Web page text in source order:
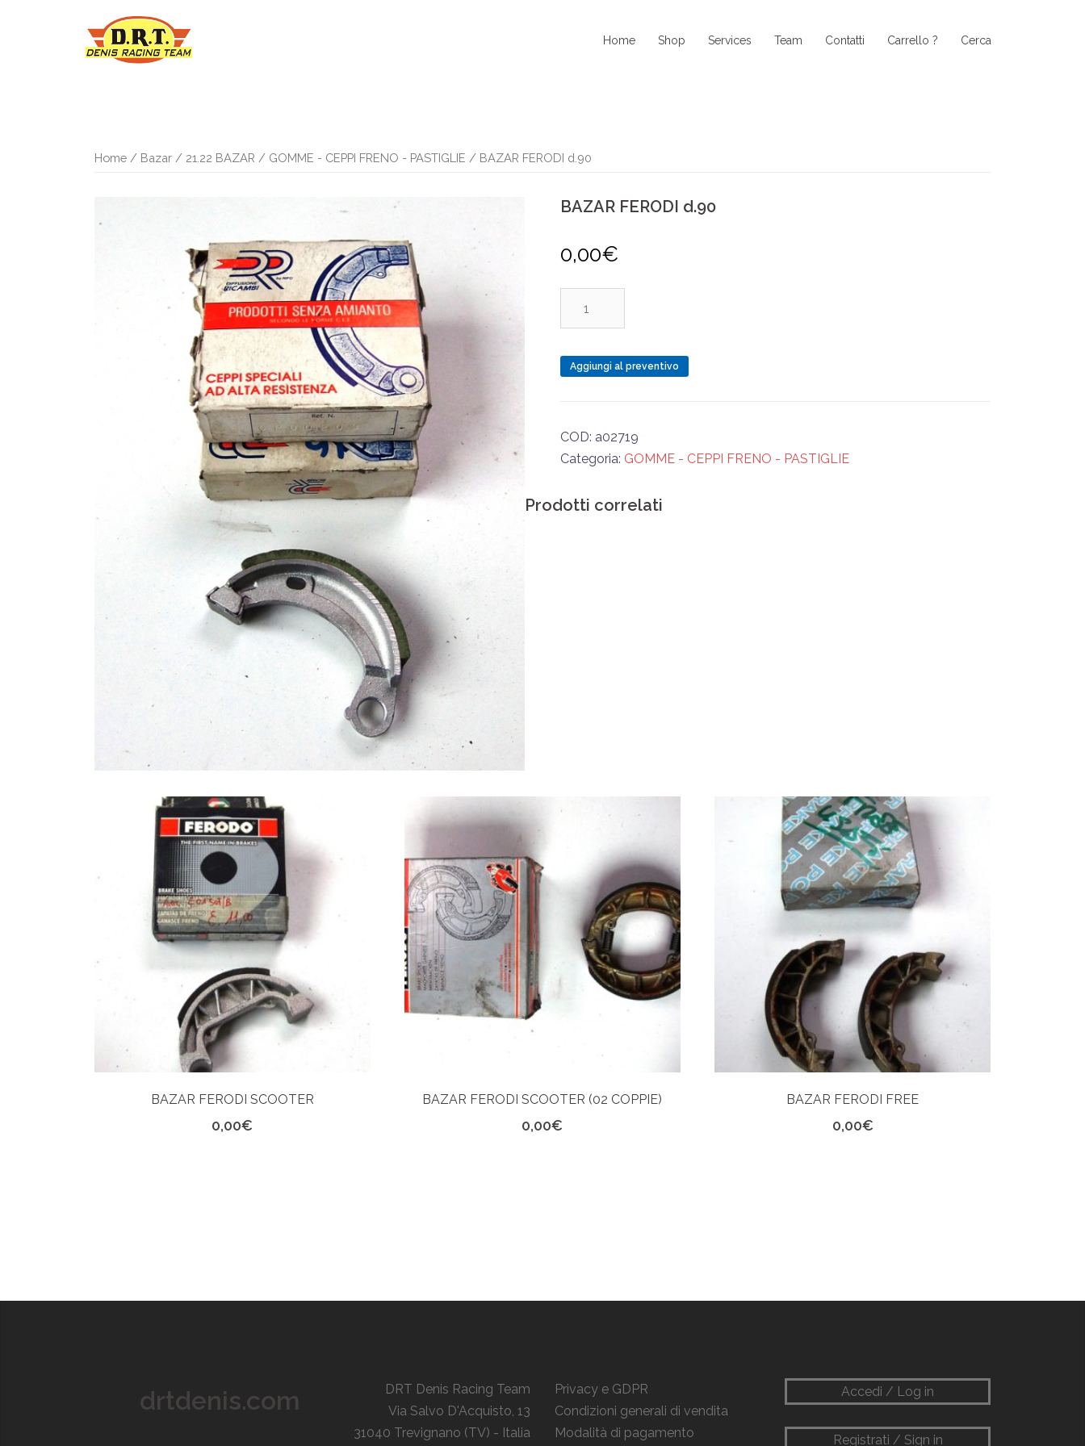
Home Shop Services Team Contatti Carrello ? Cerca
Home / Bazar / 21.22 BAZAR / GOMME - CEPPI FRENO - PASTIGLIE / BAZAR FERODI d.90
BAZAR FERODI d.90
0,00€
quantità
Aggiungi al preventivo
COD: a02719
Categoria: GOMME - CEPPI FRENO - PASTIGLIE
Prodotti correlati
BAZAR FERODI SCOOTER
0,00€
BAZAR FERODI SCOOTER (02 COPPIE)
0,00€
BAZAR FERODI FREE
0,00€
drtdenis.com
DRT Denis Racing Team
Via Salvo D'Acquisto, 13
31040 Trevignano (TV) - Italia
Privacy e GDPR
Condizioni generali di vendita
Modalità di pagamento
Accedi / Log in
Registrati / Sign in